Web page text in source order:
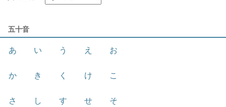
五十音
あ い う え お
か き く け こ
さ し す せ そ